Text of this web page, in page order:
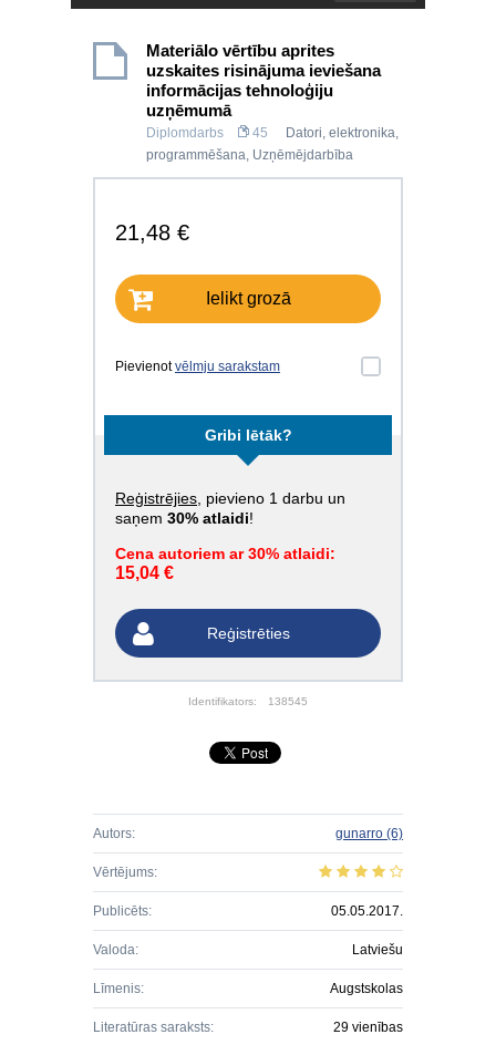
Materiālo vērtību aprites
uzskaites risinājuma ieviešana
informācijas tehnoloģiju
uzņēmumā
Diplomdarbs 45
Datori, elektronika,
programmēšana, Uzņēmējdarbība
21,48 €
Ielikt grozā
Pievienotvēlmju sarakstam
Gribi lētāk?
Reģistrējies , pievieno 1 darbu un
saņem 30% atlaidi!
Cena autoriem ar 30% atlaidi:
15,04 €
Reģistrēties
Identifikators: 138545
Autors: gunarro (6)
Vērtējums:
Publicēts: 05.05.2017.
Valoda: Latviešu
Līmenis: Augstskolas
Literatūras saraksts: 29 vienības